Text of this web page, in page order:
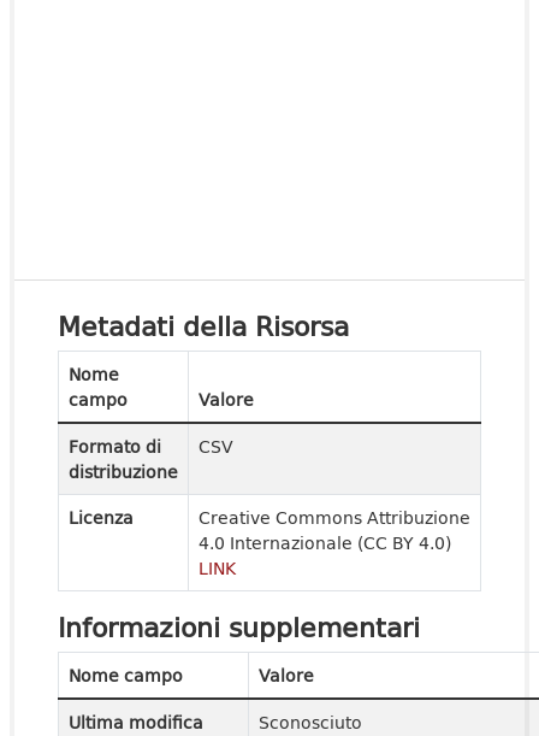
Metadati della Risorsa
Nome
campo
Valore
Formato di
distribuzione
CSV
Licenza
Creative Commons Attribuzione
4.0 Internazionale (CC BY 4.0)
LINK
Informazioni supplementari
Nome campo
Valore
Ultima modifica
Sconosciuto